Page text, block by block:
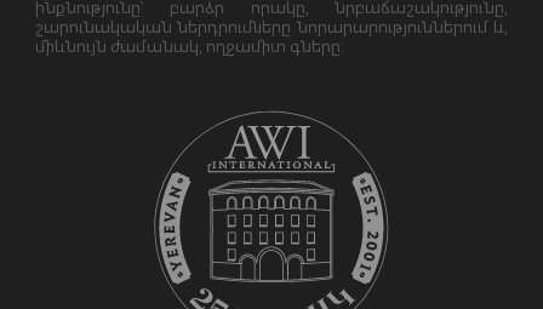
ինքնությունը՝ բարձր որակը, նրբաճաշակությունը,
շարունակական ներդրումները նորարարություններում և,
միևնույն ժամանակ, ողջամիտ գները: